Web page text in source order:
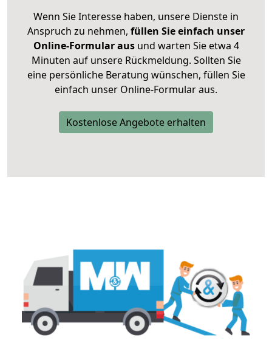
Wenn Sie Interesse haben, unsere Dienste in
Anspruch zu nehmen, füllen Sie einfach unser
Online-Formular ausund warten Sie etwa 4
Minuten auf unsere Rückmeldung. Sollten Sie
eine persönliche Beratung wünschen, füllen Sie
einfach unser Online-Formular aus.
Kostenlose Angebote erhalten